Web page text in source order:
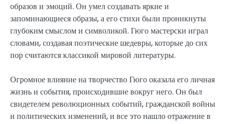
образов и эмоций. Он умел создавать яркие и
запоминающиеся образы, а его стихи были проникнуты
глубоким смыслом и символикой. Гюго мастерски играл
словами, создавая поэтические шедевры, которые до сих
пор считаются классикой мировой литературы.
Огромное влияние на творчество Гюго оказала его личная
жизнь и события, происходившие вокруг него. Он был
свидетелем революционных событий, гражданской войны
и политических изменений, и все это нашло отражение в